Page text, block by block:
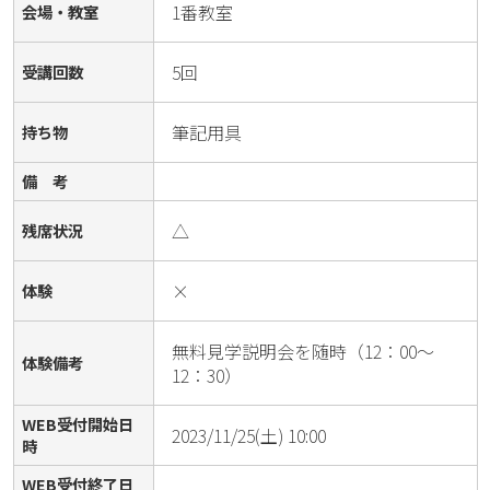
会場・教室 1番教室
受講回数 5回
持ち物 筆記用具
備 考
残席状況 △
体験 ×
体験備考
無料見学説明会を随時（12：00～
12：30）
WEB受付開始日
時
2023/11/25(土) 10:00
WEB受付終了日